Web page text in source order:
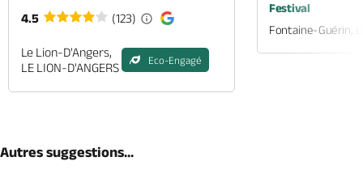
4.5
(123)
Le Lion-D'Angers,
LE LION-D'ANGERS
Eco-Engagé
Festival
Fontaine-Guérin,
Autres suggestions...